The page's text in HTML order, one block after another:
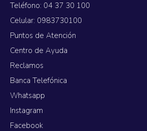
Teléfono: 04 37 30 100
Celular: 0983730100
Puntos de Atención
Centro de Ayuda
Reclamos
Banca Telefónica
Whatsapp
Instagram
Facebook